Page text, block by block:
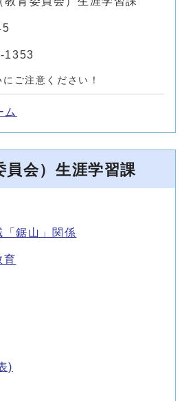
1353
ご注意ください！
ム
員会）生涯学習課
「鋸山」関係
育
)